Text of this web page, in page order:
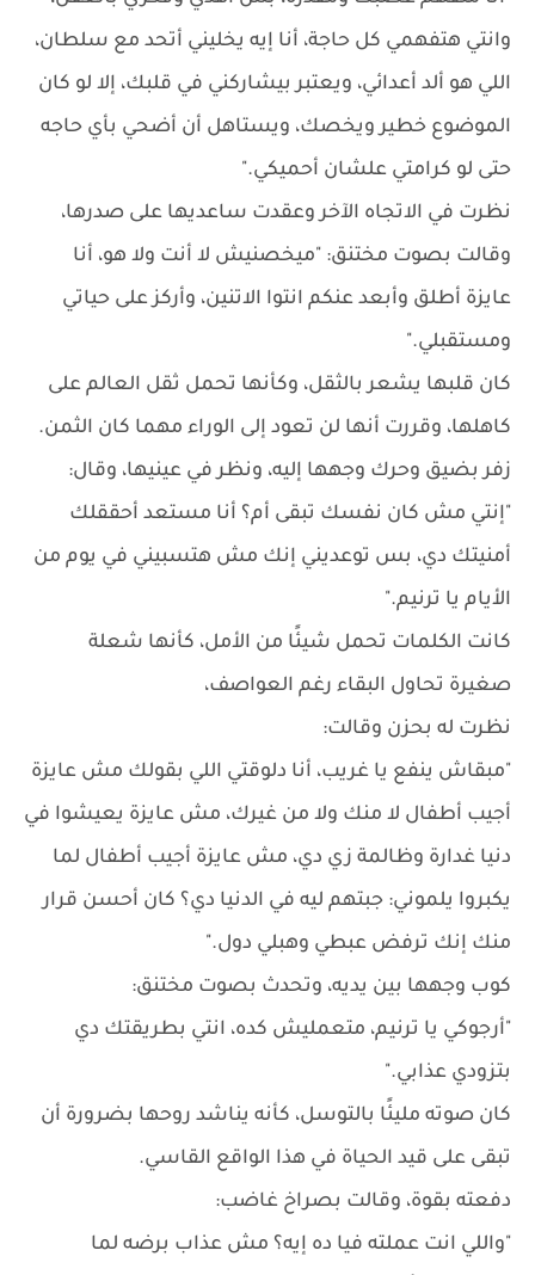
وانتي هتفهمي كل حاجة، أنا إيه يخليني أتحد مع سلطان،
اللي هو ألد أعدائي، ويعتبر بيشاركني في قلبك، إلا لو كان
الموضوع خطير ويخصك، ويستاهل أن أضحي بأي حاجه
حتى لو كرامتي علشان أحميكي."
نظرت في الاتجاه الآخر وعقدت ساعديها على صدرها،
وقالت بصوت مختنق: "ميخصنيش لا أنت ولا هو، أنا
عايزة أطلق وأبعد عنكم انتوا الاتنين، وأركز على حياتي
ومستقبلي."
كان قلبها يشعر بالثقل، وكأنها تحمل ثقل العالم على
كاهلها، وقررت أنها لن تعود إلى الوراء مهما كان الثمن.
زفر بضيق وحرك وجهها إليه، ونظر في عينيها، وقال:
"إنتي مش كان نفسك تبقى أم؟ أنا مستعد أحققلك
أمنيتك دي، بس توعديني إنك مش هتسبيني في يوم من
الأيام يا ترنيم."
كانت الكلمات تحمل شيئًا من الأمل، كأنها شعلة
صغيرة تحاول البقاء رغم العواصف،
نظرت له بحزن وقالت:
"مبقاش ينفع يا غريب، أنا دلوقتي اللي بقولك مش عايزة
أجيب أطفال لا منك ولا من غيرك، مش عايزة يعيشوا في
دنيا غدارة وظالمة زي دي، مش عايزة أجيب أطفال لما
يكبروا يلموني: جبتهم ليه في الدنيا دي؟ كان أحسن قرار
منك إنك ترفض عبطي وهبلي دول."
كوب وجهها بين يديه، وتحدث بصوت مختنق:
"أرجوكي يا ترنيم، متعمليش كده، انتي بطريقتك دي
بتزودي عذابي."
كان صوته مليئًا بالتوسل، كأنه يناشد روحها بضرورة أن
تبقى على قيد الحياة في هذا الواقع القاسي.
دفعته بقوة، وقالت بصراخ غاضب:
"واللي انت عملته فيا ده إيه؟ مش عذاب برضه لما